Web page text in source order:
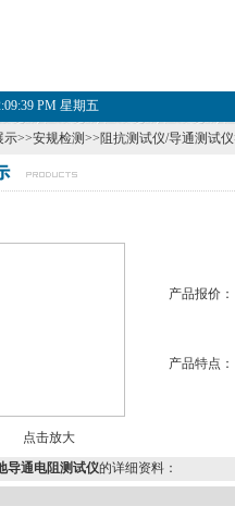
PM 星期五
示>>安规检测>>阻抗测试仪/导通测试仪
点击放大
产品报价：
产品特点：
导通电阻测试仪的详细资料：